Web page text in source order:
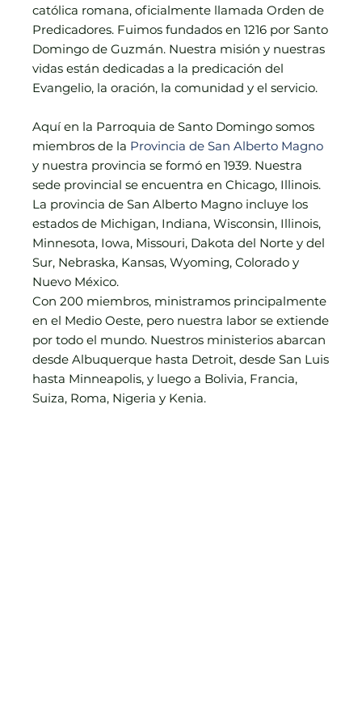
católica romana, oficialmente llamada Orden de
Predicadores. Fuimos fundados en 1216 por Santo
Domingo de Guzmán. Nuestra misión y nuestras
vidas están dedicadas a la predicación del
Evangelio, la oración, la comunidad y el servicio.
Aquí en la Parroquia de Santo Domingo somos
miembros de la Provincia de San Alberto Magno
y nuestra provincia se formó en 1939. Nuestra
sede provincial se encuentra en Chicago, Illinois.
La provincia de San Alberto Magno incluye los
estados de Michigan, Indiana, Wisconsin, Illinois,
Minnesota, Iowa, Missouri, Dakota del Norte y del
Sur, Nebraska, Kansas, Wyoming, Colorado y
Nuevo México.
Con 200 miembros, ministramos principalmente
en el Medio Oeste, pero nuestra labor se extiende
por todo el mundo. Nuestros ministerios abarcan
desde Albuquerque hasta Detroit, desde San Luis
hasta Minneapolis, y luego a Bolivia, Francia,
Suiza, Roma, Nigeria y Kenia.